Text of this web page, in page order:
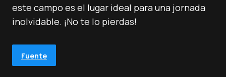
este campo es el lugar ideal para una jornada
inolvidable. ¡No te lo pierdas!
Fuente